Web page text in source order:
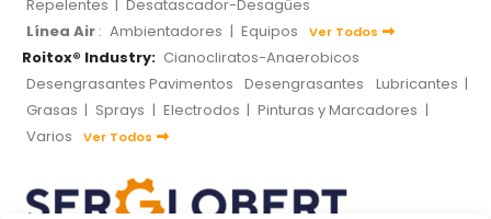
Repelentes | Desatascador-Desagües
Línea Air : Ambientadores | Equipos Ver Todos
Roitox® Industry: Cianocliratos-Anaerobicos
Desengrasantes Pavimentos Desengrasantes Lubricantes |
Grasas | Sprays | Electrodos | Pinturas y Marcadores |
Varios
Ver Todos